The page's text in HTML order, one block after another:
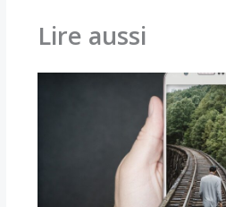
Lire aussi